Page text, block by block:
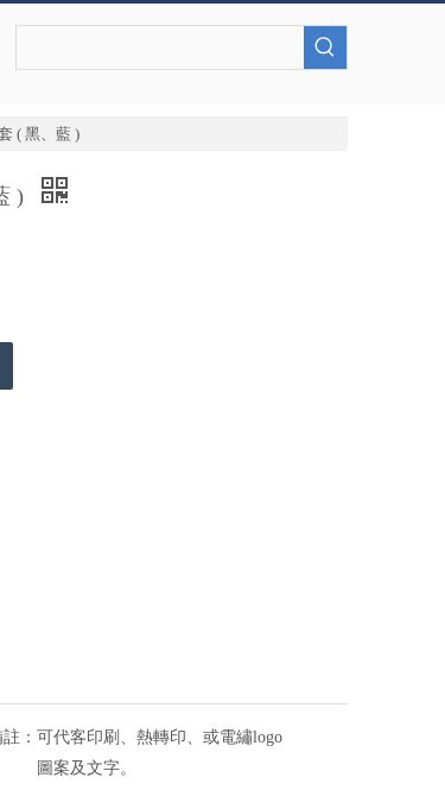
( 黑、藍 )
)
： 可代客印刷、熱轉印、或電繡logo
圖案及文字。